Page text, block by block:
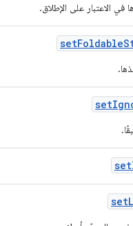
الاعتبار على الإطلاق.
setFoldable
set
set
set